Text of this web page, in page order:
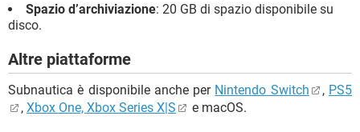
Spazio d’archiviazione: 20 GB di spazio disponibile su
disco.
Altre piattaforme
Subnautica è disponibile anche per Nintendo Switch , PS5
, Xbox One, Xbox Series X|S e macOS.